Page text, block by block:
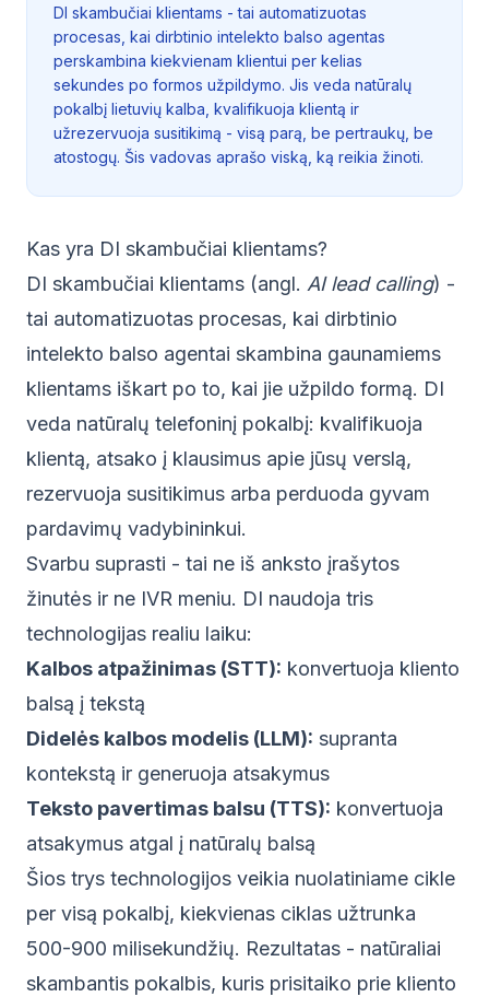
DI skambučiai klientams - tai automatizuotas
procesas, kai dirbtinio intelekto balso agentas
perskambina kiekvienam klientui per kelias
sekundes po formos užpildymo. Jis veda natūralų
pokalbį lietuvių kalba, kvalifikuoja klientą ir
užrezervuoja susitikimą - visą parą, be pertraukų, be
atostogų. Šis vadovas aprašo viską, ką reikia žinoti.
Kas yra DI skambučiai klientams?
DI skambučiai klientams (angl. AI lead calling) -
tai automatizuotas procesas, kai dirbtinio
intelekto balso agentai skambina gaunamiems
klientams iškart po to, kai jie užpildo formą. DI
veda natūralų telefoninį pokalbį: kvalifikuoja
klientą, atsako į klausimus apie jūsų verslą,
rezervuoja susitikimus arba perduoda gyvam
pardavimų vadybininkui.
Svarbu suprasti - tai ne iš anksto įrašytos
žinutės ir ne IVR meniu. DI naudoja tris
technologijas realiu laiku:
Kalbos atpažinimas (STT): konvertuoja kliento
balsą į tekstą
Didelės kalbos modelis (LLM): supranta
kontekstą ir generuoja atsakymus
Teksto pavertimas balsu (TTS): konvertuoja
atsakymus atgal į natūralų balsą
Šios trys technologijos veikia nuolatiniame cikle
per visą pokalbį, kiekvienas ciklas užtrunka
500-900 milisekundžių. Rezultatas - natūraliai
skambantis pokalbis, kuris prisitaiko prie kliento